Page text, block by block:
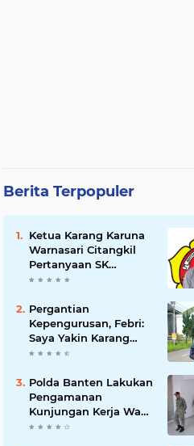
Berita Terpopuler
Ketua Karang Karuna
Warnasari Citangkil
Pertanyaan SK
Karetaker dan Urgensi
Berduka
Pergantian
Kepengurusan, Febri:
Saya Yakin Karang
Taruna Wanakarsa
Kepemimpinan Bung
Entus Jauh Membawa
Manfaat
Polda Banten Lakukan
Pengamanan
Kunjungan Kerja Wakil
Presiden RI